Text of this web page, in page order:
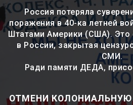
Россия потеряла
поражения в 40-ка летней
Штатами Америки (США). Это
в России, закрытая
СМИ.
Ради памяти ДЕДА,
ОТМЕНИ